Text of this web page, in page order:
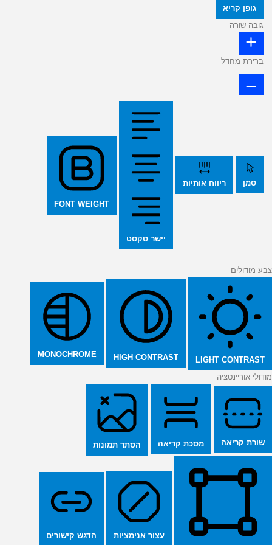
גופן קריא
גובה שורה
ברירת מחדל
סמן ריווח אותיות
יישר טקסט
FONT WEIGHT
צבע מודולים
LIGHT CONTRAST
HIGH CONTRAST
MONOCHROME
מודולי אוריינטציה
שורת קריאה מסכת קריאה הסתר תמונות
עצור אנימציות הדגש קישורים